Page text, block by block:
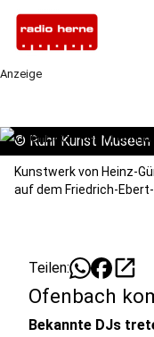
Anzeige
© Ruhr Kunst Museen
Kunstwerk von Heinz-
auf dem Friedrich-
Teilen: open_in_new
Ofenbach
Bekannte DJs